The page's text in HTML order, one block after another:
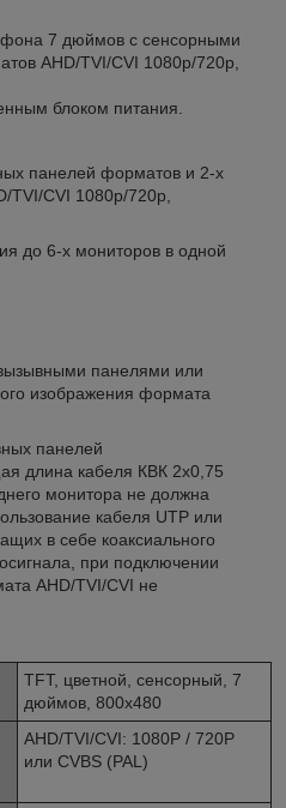
7 дюймов с сенсорными
AHD/TVI/CVI 1080p/720p,
блоком питания.
панелей форматов и 2-х
TVI/CVI 1080p/720p,
до 6-х мониторов в одной
панелями или
изображения формата
панелей
длина кабеля КВК 2х0,75
монитора не должна
кабеля UTP или
в себе коаксиального
при подключении
AHD/TVI/CVI не
TFT, цветной, сенсорный, 7
дюймов, 800x480
AHD/TVI/CVI: 1080P / 720P
или CVBS (PAL)